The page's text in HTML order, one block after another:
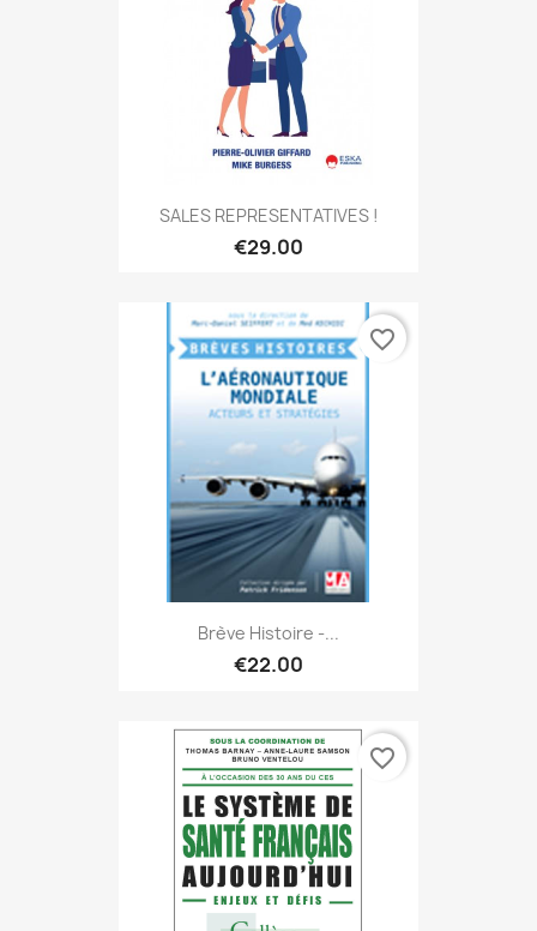
SALES REPRESENTATIVES !
€29.00
Brève Histoire -...
€22.00
favorite_border
favorite_border